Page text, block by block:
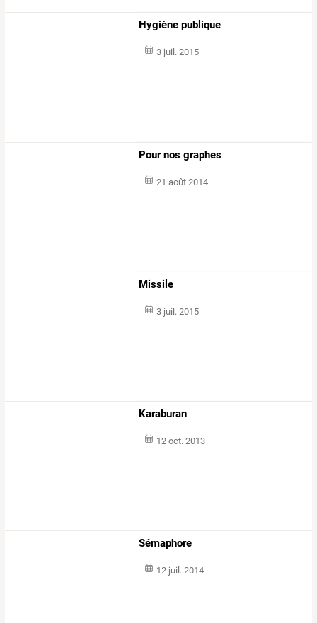
Hygiène publique
3 juil. 2015
Pour nos graphes
21 août 2014
Missile
3 juil. 2015
Karaburan
12 oct. 2013
Sémaphore
12 juil. 2014